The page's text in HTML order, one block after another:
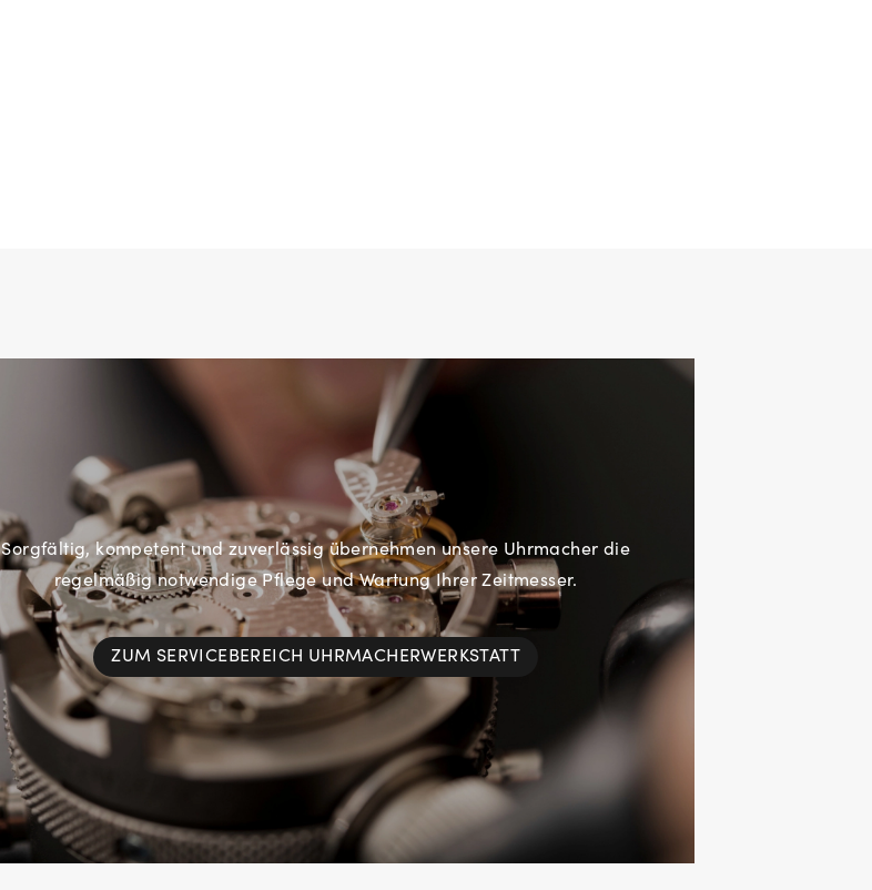
Sorgfältig, kompetent und zuverlässig übernehmen unsere Uhrmacher die
regelmäßig notwendige Pflege und Wartung Ihrer Zeitmesser.
ZUM SERVICEBEREICH UHRMACHERWERKSTATT